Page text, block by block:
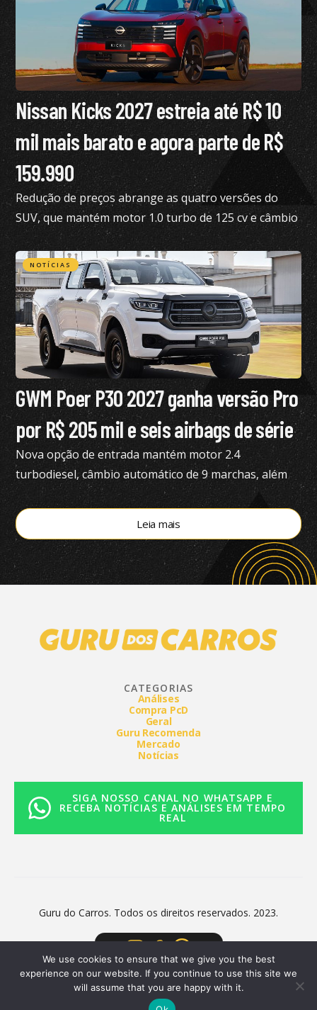
Nissan Kicks 2027 estreia até R$ 10
mil mais barato e agora parte de R$
159.990
Redução de preços abrange as quatro versões do
SUV, que mantém motor 1.0 turbo de 125 cv e câmbio
de dupla embreagem
NOTÍCIAS
GWM Poer P30 2027 ganha versão Pro
por R$ 205 mil e seis airbags de série
Nova opção de entrada mantém motor 2.4
turbodiesel, câmbio automático de 9 marchas, além
de tração 4×4
Leia mais
CATEGORIAS
Análises
Compra PcD
Geral
Guru Recomenda
Mercado
Notícias
SIGA NOSSO CANAL NO WHATSAPP E
RECEBA NOTÍCIAS E ANÁLISES EM TEMPO
REAL
Guru do Carros. Todos os direitos reservados. 2023.
We use cookies to ensure that we give you the best
experience on our website. If you continue to use this site we
will assume that you are happy with it.